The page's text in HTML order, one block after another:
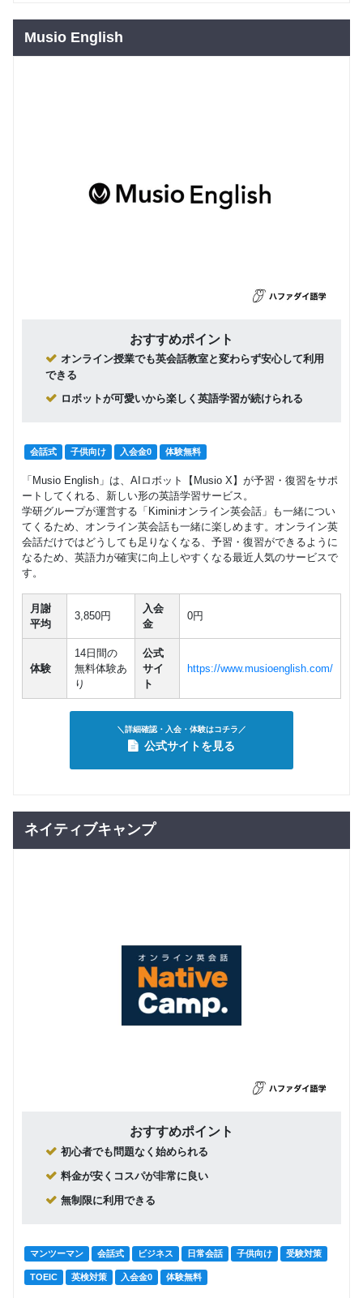
Musio English
おすすめポイント
オンライン授業でも英会話教室と変わらず安心して利用
できる
ロボットが可愛いから楽しく英語学習が続けられる
会話式 子供向け 入会金0 体験無料
「Musio English」は、AIロボット【Musio X】が予習・復習をサポ
ートしてくれる、新しい形の英語学習サービス。
学研グループが運営する「Kiminiオンライン英会話」も一緒につい
てくるため、オンライン英会話も一緒に楽しめます。オンライン英
会話だけではどうしても足りなくなる、予習・復習ができるように
なるため、英語力が確実に向上しやすくなる最近人気のサービスで
す。
月謝
平均
3,850円
入会
金
0円
体験
14日間の
無料体験あ
り
公式
サイ
ト
https://www.musioenglish.com/
＼詳細確認・入会・体験はコチラ／
公式サイトを見る
ネイティブキャンプ
おすすめポイント
初心者でも問題なく始められる
料金が安くコスパが非常に良い
無制限に利用できる
マンツーマン 会話式 ビジネス 日常会話 子供向け 受験対策
TOEIC 英検対策 入会金0 体験無料